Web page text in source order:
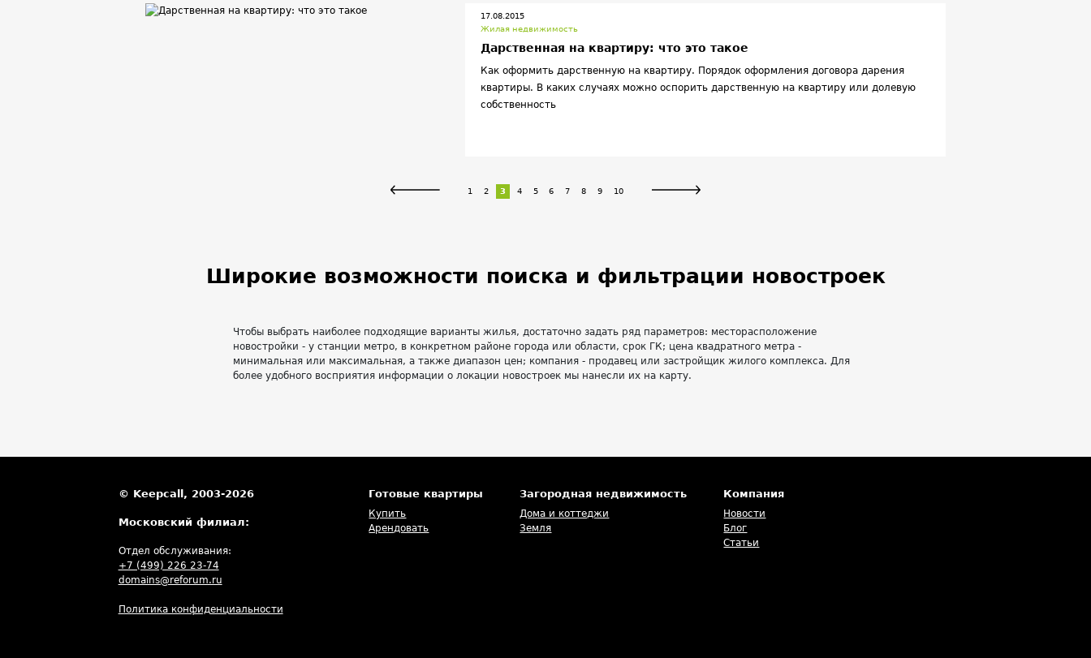
17.08.2015
Жилая недвижимость
Дарственная на квартиру: что это такое
Как оформить дарственную на квартиру. Порядок оформления договора дарения
квартиры. В каких случаях можно оспорить дарственную на квартиру или долевую
собственность
1 2 3 4 5 6 7 8 9 10
Широкие возможности поиска и фильтрации новостроек
Чтобы выбрать наиболее подходящие варианты жилья, достаточно задать ряд параметров: месторасположение
новостройки - у станции метро, в конкретном районе города или области, срок ГК; цена квадратного метра -
минимальная или максимальная, а также диапазон цен; компания - продавец или застройщик жилого комплекса. Для
более удобного восприятия информации о локации новостроек мы нанесли их на карту.
© Keepcall, 2003-2026
Московский филиал:
Отдел обслуживания:
+7 (499) 226 23-74
domains@reforum.ru
Политика конфиденциальности
Готовые квартиры
Купить
Арендовать
Загородная недвижимость
Дома и коттеджи
Земля
Компания
Новости
Блог
Статьи